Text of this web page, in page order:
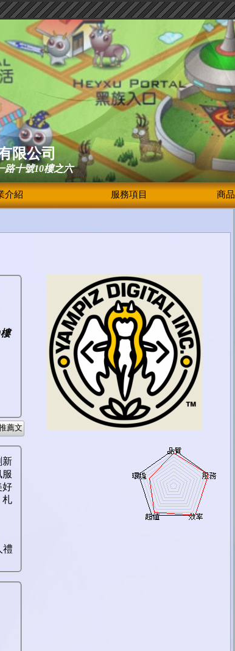
限公司
路十號10樓之六
介紹 服務項目 商品
薦文
新
好
札
禮